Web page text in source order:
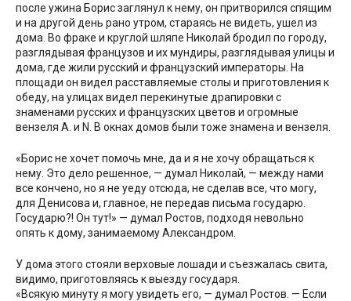
после ужина Борис заглянул к нему, он притворился спящим
и на другой день рано утром, стараясь не видеть, ушел из
дома. Во фраке и круглой шляпе Николай бродил по городу,
разглядывая французов и их мундиры, разглядывая улицы и
дома, где жили русский и французский императоры. На
площади он видел расставляемые столы и приготовления к
обеду, на улицах видел перекинутые драпировки с
знаменами русских и французских цветов и огромные
вензеля А. и N. В окнах домов были тоже знамена и вензеля.
«Борис не хочет помочь мне, да и я не хочу обращаться к
нему. Это дело решенное, — думал Николай, — между нами
все кончено, но я не уеду отсюда, не сделав все, что могу,
для Денисова и, главное, не передав письма государю.
Государю?! Он тут!» — думал Ростов, подходя невольно
опять к дому, занимаемому Александром.
У дома этого стояли верховые лошади и съезжалась свита,
видимо, приготовляясь к выезду государя.
«Всякую минуту я могу увидеть его, — думал Ростов. — Если